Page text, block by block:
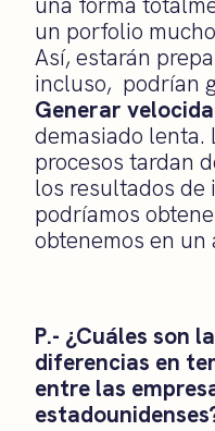
un porfolio
Así, estarán
incluso, podrían
Generar
demasiado lenta.
procesos tardan
los resultados de
podríamos
obtenemos en un
P.- ¿Cuáles son
diferencias en
entre las